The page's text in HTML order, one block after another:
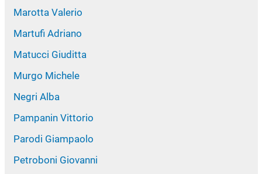
Marotta Valerio
Martufi Adriano
Matucci Giuditta
Murgo Michele
Negri Alba
Pampanin Vittorio
Parodi Giampaolo
Petroboni Giovanni